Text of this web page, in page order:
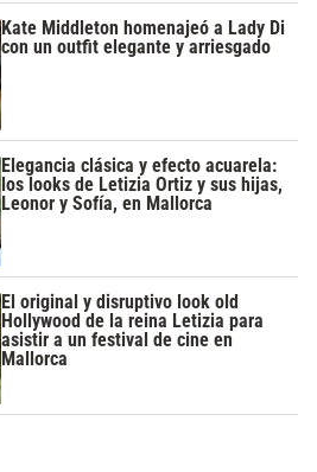
Kate Middleton homenajeó a Lady Di
con un outfit elegante y arriesgado
Elegancia clásica y efecto acuarela:
los looks de Letizia Ortiz y sus hijas,
Leonor y Sofía, en Mallorca
El original y disruptivo look old
Hollywood de la reina Letizia para
asistir a un festival de cine en
Mallorca